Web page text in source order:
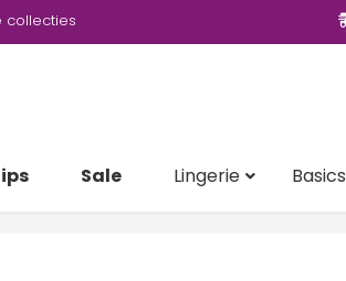
collecties
Sale Lingerie Basics